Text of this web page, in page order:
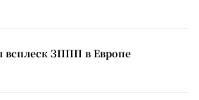
всплеск ЗППП в Европе